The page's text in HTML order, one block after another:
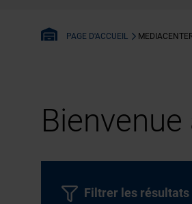
PAGE D'ACCUEIL
Filtrer les résultats